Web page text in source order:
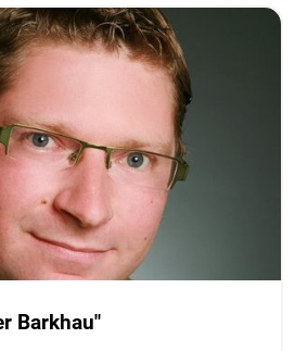
Barkhau"